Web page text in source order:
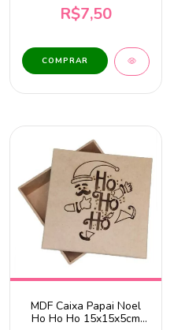
R$7,50
MDF Caixa Papai Noel
Ho Ho Ho 15x15x5cm